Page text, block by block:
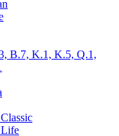
B.7, K.1, K.5, Q.1,
Life